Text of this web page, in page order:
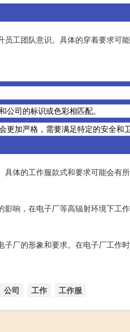
工团队意识。具体的穿着要求可
司的标识或色彩相匹配。
加严格，需要满足特定的安全和卫
体的工作服款式和要求可能会有
响，在电子厂等高辐射环境下工
厂的形象和要求。在电子厂工作
公司 工作 工作服